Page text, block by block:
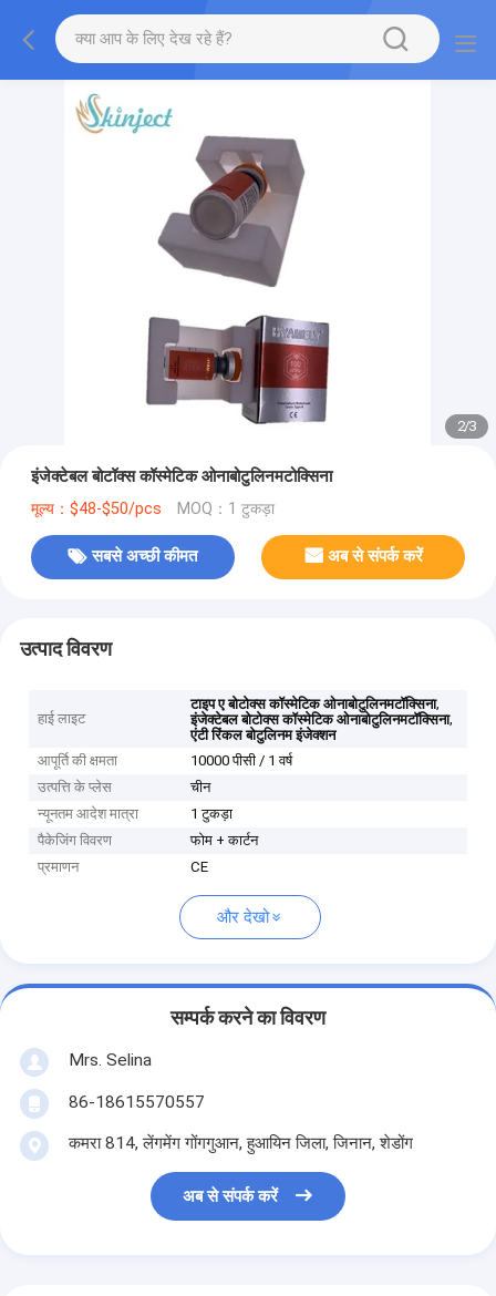
2/3
इंजेक्टेबल बोटॉक्स कॉस्मेटिक ओनाबोटुलिनमटोक्सिना
मूल्य：$48-$50/pcs MOQ：1 टुकड़ा
सबसे अच्छी कीमत अब से संपर्क करें
उत्पाद विवरण
हाई लाइट
टाइप ए बोटोक्स कॉस्मेटिक ओनाबोटुलिनमटॉक्सिना,
इंजेक्टेबल बोटोक्स कॉस्मेटिक ओनाबोटुलिनमटॉक्सिना,
एंटी रिंकल बोटुलिनम इंजेक्शन
आपूर्ति की क्षमता
10000 पीसी / 1 वर्ष
उत्पत्ति के प्लेस
चीन
न्यूनतम आदेश मात्रा
1 टुकड़ा
पैकेजिंग विवरण
फोम + कार्टन
प्रमाणन
CE
और देखो
सम्पर्क करने का विवरण
Mrs. Selina
86-18615570557
कमरा 814, लेंगमेंग गोंगगुआन, हुआयिन जिला, जिनान, शेडोंग
अब से संपर्क करें